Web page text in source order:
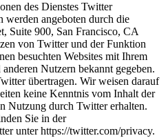
des Dienstes Twitter
werden angeboten durch die
Suite 900, San Francisco, CA
von Twitter und der Funktion
besuchten Websites mit Ihrem
Nutzern bekannt gegeben.
übertragen. Wir weisen darauf
keine Kenntnis vom Inhalt der
Nutzung durch Twitter erhalten.
Sie in der
unter https://twitter.com/privacy.